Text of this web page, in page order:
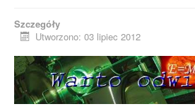
Szczegóły
Utworzono: 03 lipiec 2012